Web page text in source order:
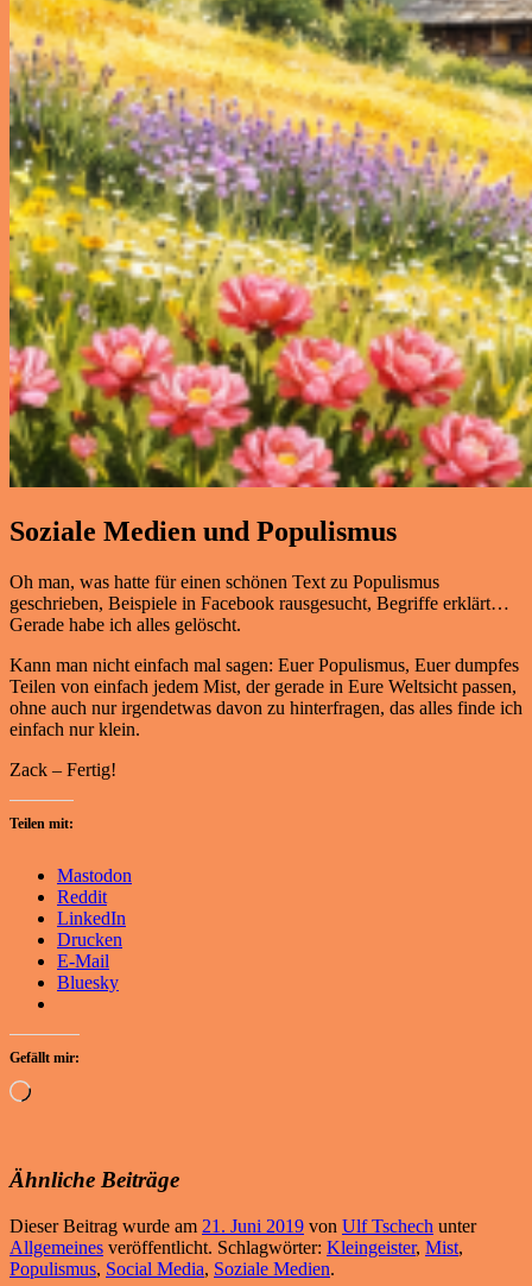
Soziale Medien und Populismus
Oh man, was hatte für einen schönen Text zu Populismus
geschrieben, Beispiele in Facebook rausgesucht, Begriffe erklärt…
Gerade habe ich alles gelöscht.
Kann man nicht einfach mal sagen: Euer Populismus, Euer dumpfes
Teilen von einfach jedem Mist, der gerade in Eure Weltsicht passen,
ohne auch nur irgendetwas davon zu hinterfragen, das alles finde ich
einfach nur klein.
Zack – Fertig!
Teilen mit:
Mastodon
Reddit
LinkedIn
Drucken
E-Mail
Bluesky
Gefällt mir:
Wird
Ähnliche Beiträge
Dieser Beitrag wurde am 21. Juni 2019 von Ulf Tschech unter
Allgemeines veröffentlicht. Schlagwörter: Kleingeister, Mist,
Populismus, Social Media, Soziale Medien.